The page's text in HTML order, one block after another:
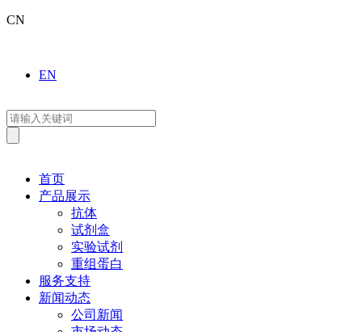
CN
EN
首页
产品展示
抗体
试剂盒
实验试剂
重组蛋白
服务支持
新闻动态
公司新闻